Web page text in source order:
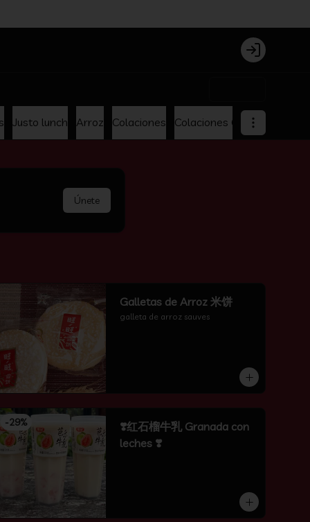
Login
Justo lunch Arroz Colaciones Colaciones Oferta
Únete
Galletas de Arroz 米饼
galleta de arroz sauves
-29%
❣️红石榴牛乳 Granada con
leches ❣️